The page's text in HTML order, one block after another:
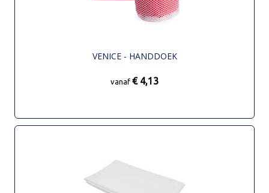
VENICE - HANDDOEK
vanaf € 4,13